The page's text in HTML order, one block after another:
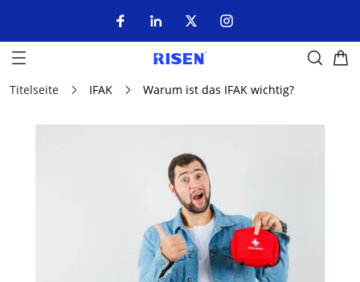
Titelseite IFAK Warum ist das IFAK wichtig?